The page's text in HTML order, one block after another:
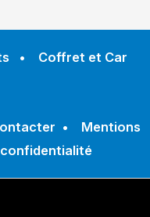
• Coffret et Car
• Mentions